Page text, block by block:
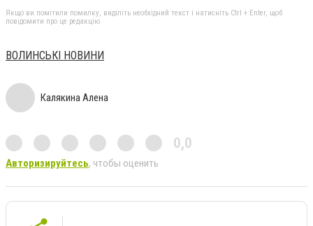
Якщо ви помітили помилку, виділіть необхідний текст і натисніть Ctrl + Enter, щоб
повідомити про це редакцію
ВОЛИНСЬКІ НОВИНИ
Калякина Алена
0,0
Авторизируйтесь, чтобы оценить